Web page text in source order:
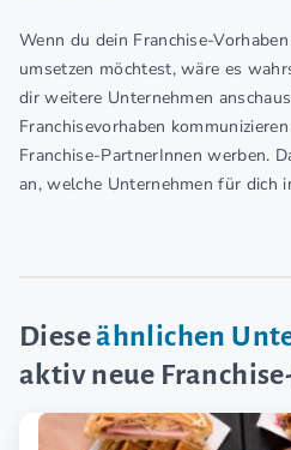
Wenn du dein Franchise-
umsetzen möchtest, wäre es
dir weitere Unternehmen
Franchisevorhaben
Franchise-PartnerInnen werben.
an, welche Unternehmen für dich
Dieseähnlichen
aktiv neue